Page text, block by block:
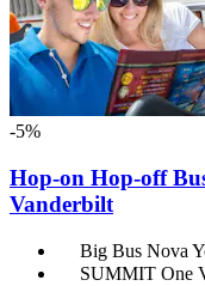
-5%
Hop-­on Hop­-off
Vanderbilt
Big Bus Nova
SUMMIT One